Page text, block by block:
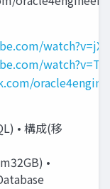
• 構成(移
•